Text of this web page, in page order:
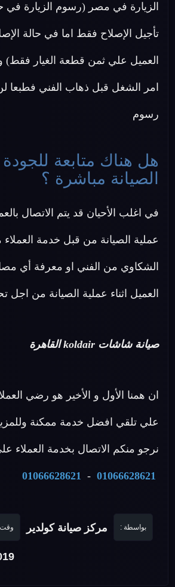
الزيارة في مصر (رسوم الزيارة في
تأجيل الإصلاح فقط اما في حالة
العميل علي ثمن قطعة الغيار فقط)
امر الشغل قبل ذهاب الفني فطبعا
رسوم
هل هناك متابعة للجودة
الصيانة مباشرة ؟
في اغلب الأحيان قد يتم الاتصال
عملية الصيانة من قبل خدمة
الشكاوي من الفني او معرفة أي
العميل اثناء عملية الصيانة من اجل
صيانة شاشات koldair القاهرة
ان همنا الأول و الأخير هو رضي
علي تلقي افضل خدمة ممكنة
نرجو منكم الاتصال بخدمة العملاء
01066628621
-
01066628621
بواسطة : مركز صيانة كولدير وقت